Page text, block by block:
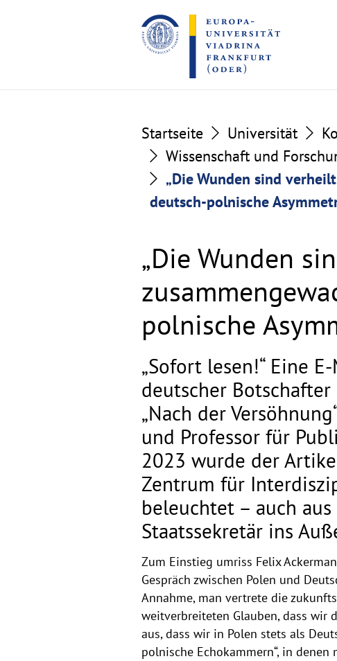
to
the
content
to
the
footer
Startseite Universität
Wissenschaft und
„Die Wunden sind
deutsch-polnische
„Die Wunden
polnische
„Sofort lesen!“ Eine
deutscher
„Nach der
und Professor für
2023 wurde der
Zentrum für
beleuchtet – auch
Staatssekretär ins
Zum Einstieg umriss Felix
Gespräch zwischen Polen und
Annahme, man vertrete die
weitverbreiteten Glauben, dass wir
aus, dass wir in Polen stets als
polnische Echokammern“, in